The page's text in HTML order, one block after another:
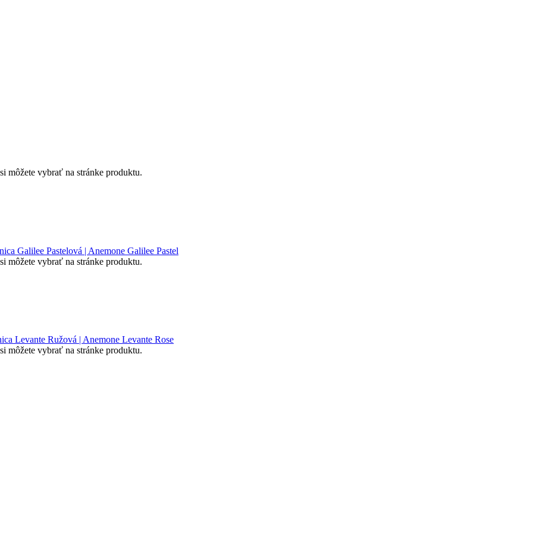
môžete vybrať na stránke produktu.
môžete vybrať na stránke produktu.
môžete vybrať na stránke produktu.